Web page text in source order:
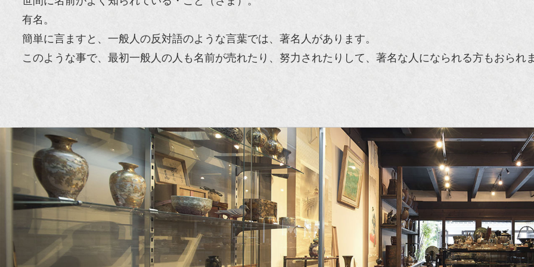
有名。
簡単に言ますと、一般人の反対語のような言葉では、著名人があります。
このような事で、最初一般人の人も名前が売れたり、努力されたりして、著名な人になられる方もおられ